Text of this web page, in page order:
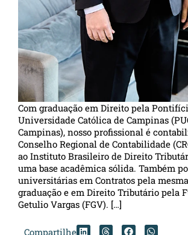
Com graduação em Direito pela
Universidade Católica de Campinas
Campinas), nosso profissional é
Conselho Regional de Contabilidade
ao Instituto Brasileiro de Direito
uma base acadêmica sólida. Também
universitárias em Contratos pela
graduação e em Direito Tributário pela
Getulio Vargas (FGV). […]
Compartilhe